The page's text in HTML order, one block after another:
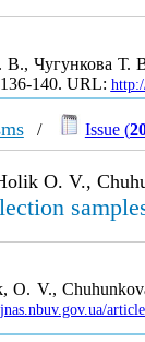
Т. В.
140. URL:
/ Issue (
O. V.,
V.,